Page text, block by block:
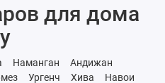
для дома
Наманган
Андижан
Ургенч Хива Навои